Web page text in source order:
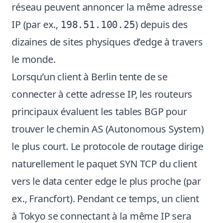
réseau peuvent annoncer la même adresse
IP (par ex., 198.51.100.25) depuis des
dizaines de sites physiques d’edge à travers
le monde.
Lorsqu’un client à Berlin tente de se
connecter à cette adresse IP, les routeurs
principaux évaluent les tables BGP pour
trouver le chemin AS (Autonomous System)
le plus court. Le protocole de routage dirige
naturellement le paquet SYN TCP du client
vers le data center edge le plus proche (par
ex., Francfort). Pendant ce temps, un client
à Tokyo se connectant à la même IP sera